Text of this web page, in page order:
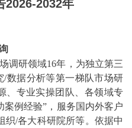
2026-2032年
调研领域16年 ， 为独立第三
/数据分析等第一梯队市场研
、专业实操团队、各领域专
案例经验”， 服务国内外客户
织/各大科研院所等。 依据中